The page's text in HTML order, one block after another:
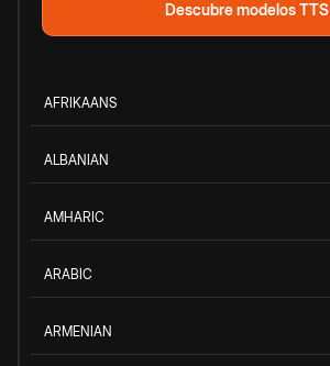
Descubre modelos TTS
AFRIKAANS
ALBANIAN
AMHARIC
ARABIC
ARMENIAN